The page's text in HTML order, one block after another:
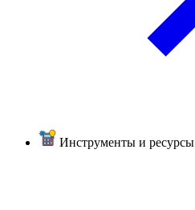
Инструменты и ресурсы